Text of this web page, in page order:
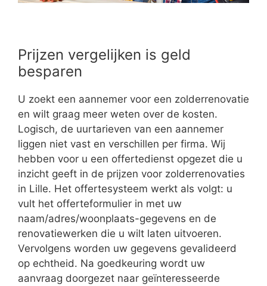
Prijzen vergelijken is geld
besparen
U zoekt een aannemer voor een zolderrenovatie
en wilt graag meer weten over de kosten.
Logisch, de uurtarieven van een aannemer
liggen niet vast en verschillen per firma. Wij
hebben voor u een offertedienst opgezet die u
inzicht geeft in de prijzen voor zolderrenovaties
in Lille. Het offertesysteem werkt als volgt: u
vult het offerteformulier in met uw
naam/adres/woonplaats-gegevens en de
renovatiewerken die u wilt laten uitvoeren.
Vervolgens worden uw gegevens gevalideerd
op echtheid. Na goedkeuring wordt uw
aanvraag doorgezet naar geïnteresseerde